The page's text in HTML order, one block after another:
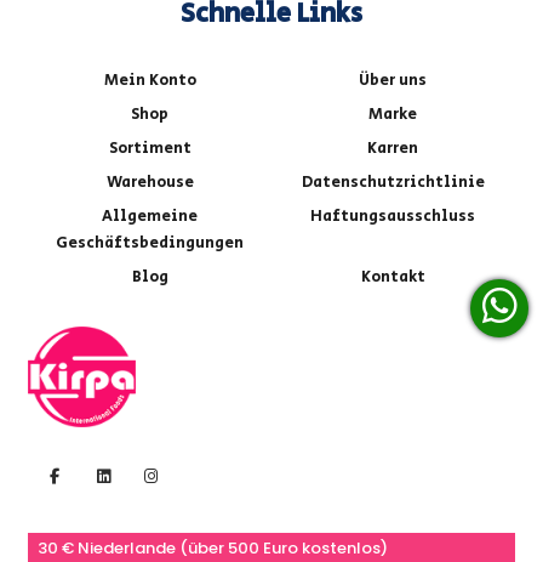
Schnelle Links
Mein Konto
Über uns
Shop
Marke
Sortiment
Karren
Warehouse
Datenschutzrichtlinie
Allgemeine
Geschäftsbedingungen
Haftungsausschluss
Blog Kontakt
30 € Niederlande (über 500 Euro kostenlos)